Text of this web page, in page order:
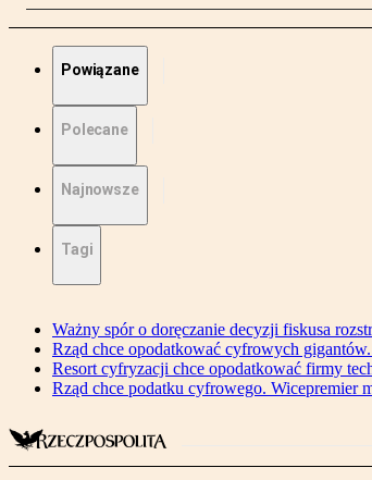
Powiązane
Polecane
Najnowsze
Tagi
Ważny spór o doręczanie decyzji fiskusa
Rząd chce opodatkować cyfrowych
Resort cyfryzacji chce opodatkować firmy
Rząd chce podatku cyfrowego. Wicepremier